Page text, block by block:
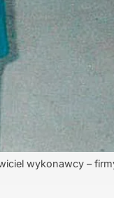
wykonawcy –